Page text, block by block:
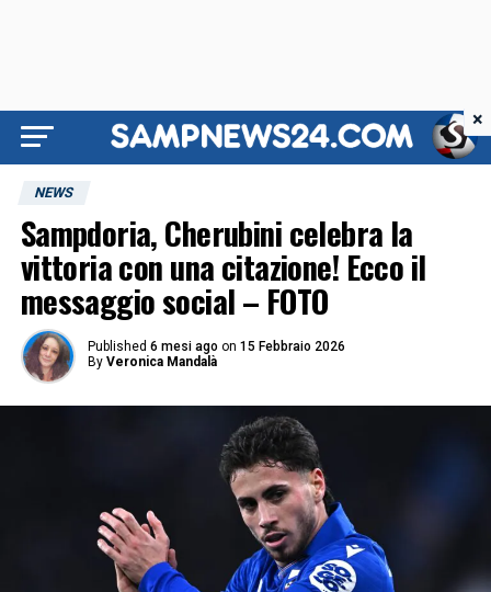
NEWS
Sampdoria, Cherubini celebra la
vittoria con una citazione! Ecco il
messaggio social – FOTO
Published 6 mesi ago on 15 Febbraio 2026
By Veronica Mandalà
×